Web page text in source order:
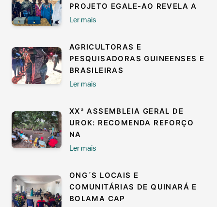
PROJETO EGALE-AO REVELA A
Ler mais
AGRICULTORAS E
PESQUISADORAS GUINEENSES E
BRASILEIRAS
Ler mais
XXª ASSEMBLEIA GERAL DE
UROK: RECOMENDA REFORÇO
NA
Ler mais
ONG´S LOCAIS E
COMUNITÁRIAS DE QUINARÁ E
BOLAMA CAP